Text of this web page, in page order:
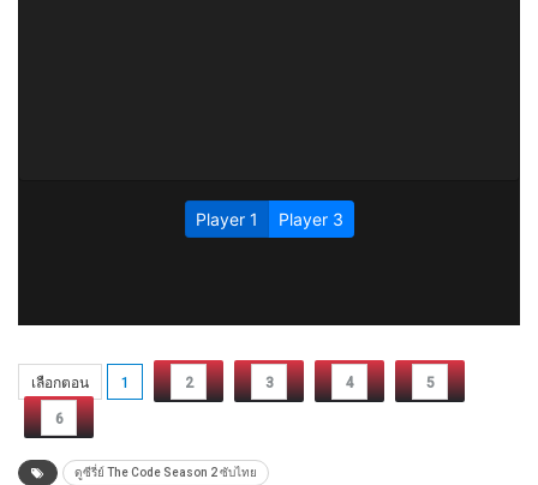
เลือกตอน 1 2 3 4 5
6
ดูซีรี่ย์ The Code Season 2 ซับไทย